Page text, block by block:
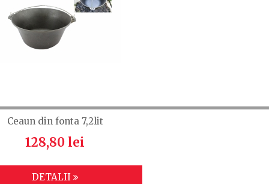
Ceaun din fonta 7,2lit
128,80 lei
DETALII